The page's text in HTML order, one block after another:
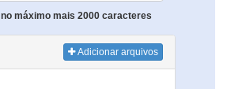
no máximo mais 2000 caracteres
Adicionar arquivos